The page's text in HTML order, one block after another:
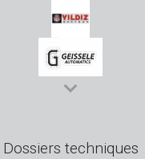
FOSSARI
YILDIZ
GEISSELE AUTOMATICS
Dossiers techniques